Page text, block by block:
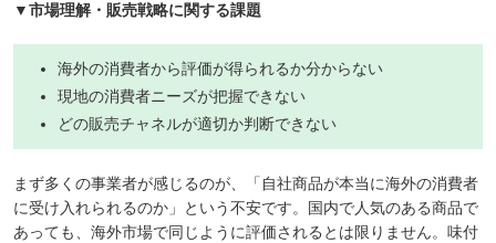
▼市場理解・販売戦略に関する課題
海外の消費者から評価が得られるか分からない
現地の消費者ニーズが把握できない
どの販売チャネルが適切か判断できない
まず多くの事業者が感じるのが、「自社商品が本当に海外の消費者
に受け入れられるのか」という不安です。国内で人気のある商品で
あっても、海外市場で同じように評価されるとは限りません。味付